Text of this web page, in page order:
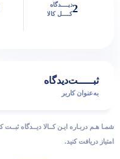
2دیــــدگاه
کــــل کالا
ثبـــــت‌دیدگاه
به‌عنوان کاربر
امتیاز دریافت کنید.